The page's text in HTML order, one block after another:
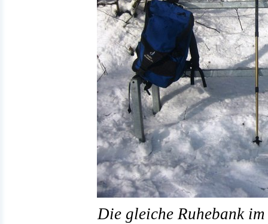
Die gleiche Ruhebank